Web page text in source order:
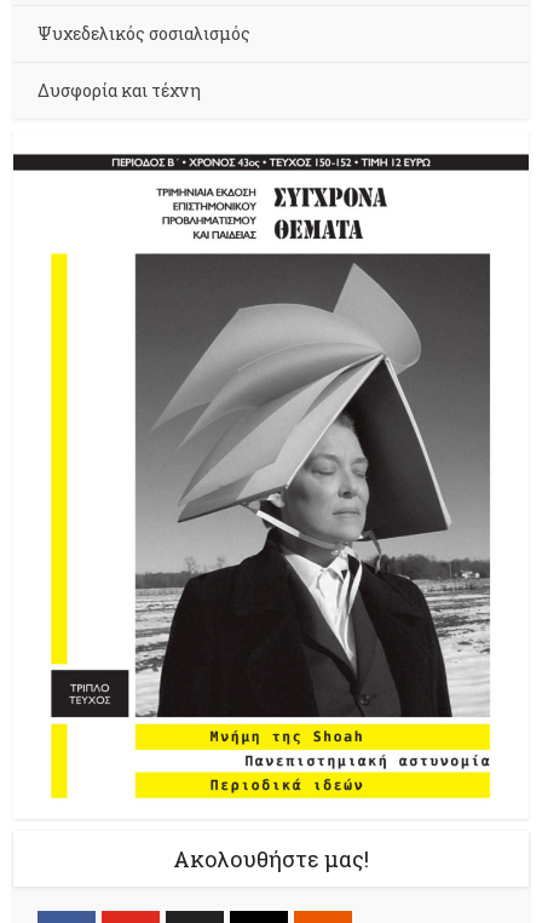
Ψυχεδελικός σοσιαλισμός
Δυσφορία και τέχνη
Ακολουθήστε μας!